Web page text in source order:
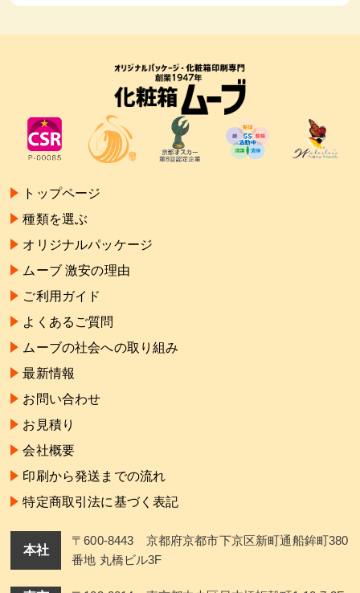
トップページ
種類を選ぶ
オリジナルパッケージ
ムーブ 激安の理由
ご利用ガイド
よくあるご質問
ムーブの社会への取り組み
最新情報
お問い合わせ
お見積り
会社概要
印刷から発送までの流れ
特定商取引法に基づく表記
本社
〒600-8443 京都府京都市下京区新町通船鉾町380
番地 丸橋ビル3F